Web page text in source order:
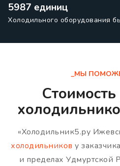
5987 единиц
Холодильного оборудования
_МЫ
«Холодильник5.ру
холодильников у
и пределах Удмуртской